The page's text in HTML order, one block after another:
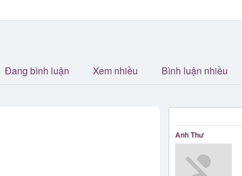
Đang bình luận Xem nhiều Bình luận nhiều
Anh Thư